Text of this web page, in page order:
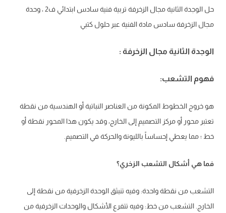
حل الوجدة الثانية مجال الزخرفة تربية فنية سادس ابتدائي ف2 ، وحدة
مجال الزخرفة سادس مادة الفنية عبر حلول كتبي
الوجدة الثانية مجال الزخرفة :
فهوم التشعب:
هو خروج الخطوط المكونة من العناصر النباتية أو الهندسية من نقطة
تعتبر محور أو مركز التصميم إلى الخارج، وقد يكون هذا المحور نقطة أو
خط ؛ مما يعطي إحساساً بالليونة والحركة في التصميم.
فما هي أشكال التشعب الزخري؟
التشعب من نقطة واحدة: وفيه تنبثق الوحدة الزخرفية من نقطة إلى
الخارج. التشعب من خط: وفيه تتفرع الأشكال والوحدات الزخرفية من